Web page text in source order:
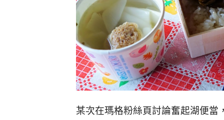
某次在瑪格粉絲頁討論奮起湖便當